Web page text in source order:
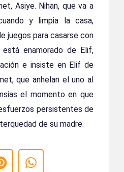
Asiye. Nihan, que va a
y limpia la casa,
juegos para casarse con
está enamorado de Elif,
e insiste en Elif de
que anhelan el uno al
el momento en que
persistentes de
de su madre.